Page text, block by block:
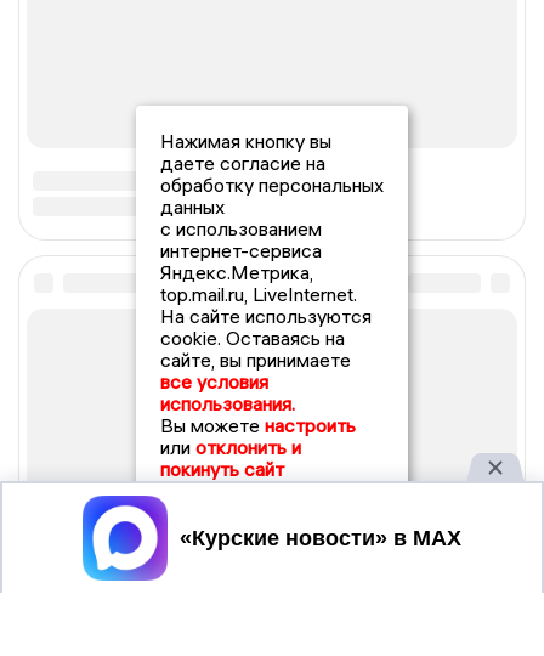
Нажимая кнопку вы
даете согласие на
обработку персональных
данных
с использованием
интернет-сервиса
Яндекс.Метрика,
top.mail.ru, LiveInternet.
На сайте используются
cookie. Оставаясь на
сайте, вы принимаете
все условия
использования.
Вы можете настроить
или отклонить и
покинуть сайт
Принять